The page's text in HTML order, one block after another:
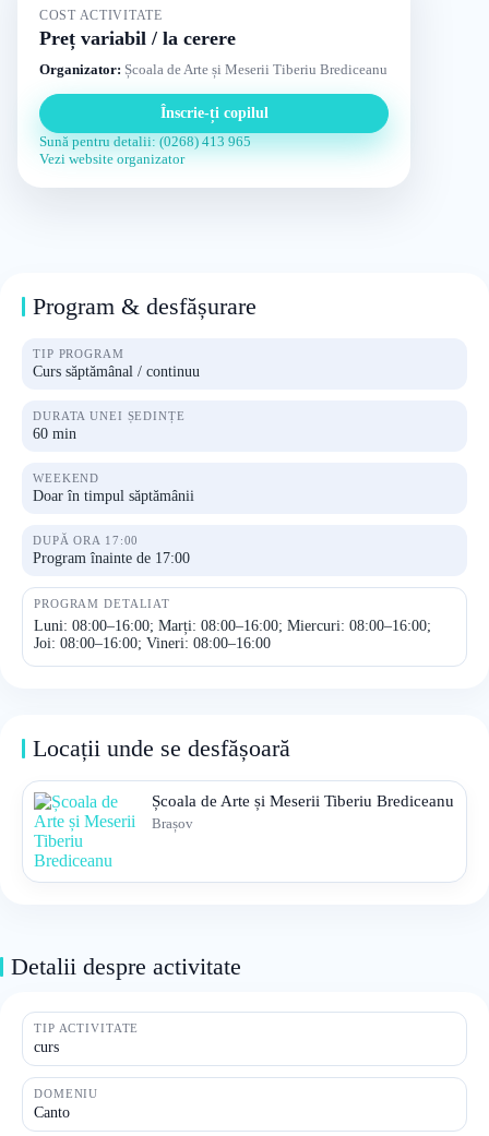
COST ACTIVITATE
Preț variabil / la cerere
Organizator: Școala de Arte și Meserii Tiberiu Brediceanu
Înscrie-ți copilul
Sună pentru detalii: (0268) 413 965
Vezi website organizator
Program & desfășurare
TIP PROGRAM
Curs săptămânal / continuu
DURATA UNEI ȘEDINȚE
60 min
WEEKEND
Doar în timpul săptămânii
DUPĂ ORA 17:00
Program înainte de 17:00
PROGRAM DETALIAT
Luni: 08:00–16:00; Marți: 08:00–16:00; Miercuri: 08:00–16:00;
Joi: 08:00–16:00; Vineri: 08:00–16:00
Locații unde se desfășoară
Școala de Arte și Meserii Tiberiu Brediceanu
Brașov
Detalii despre activitate
TIP ACTIVITATE
curs
DOMENIU
Canto